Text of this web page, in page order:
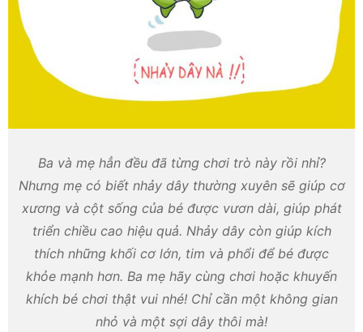
Ba và mẹ hẳn đều đã từng chơi trò này rồi nhỉ?
Nhưng mẹ có biết nhảy dây thường xuyên sẽ giúp cơ
xương và cột sống của bé được vươn dài, giúp phát
triển chiều cao hiệu quả. Nhảy dây còn giúp kích
thích những khối cơ lớn, tim và phổi để bé được
khỏe mạnh hơn. Ba mẹ hãy cùng chơi hoặc khuyến
khích bé chơi thật vui nhé! Chỉ cần một không gian
nhỏ và một sợi dây thôi mà!